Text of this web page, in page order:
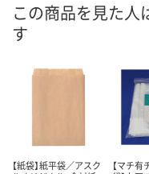
在庫
カゴへ
この商品を見た人
す
【紙袋】紙平袋／アスク
【マチ